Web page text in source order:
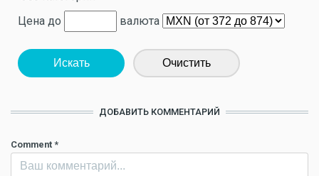
Цена до
валюта
Искать Очистить
ДОБАВИТЬ КОММЕНТАРИЙ
Comment *